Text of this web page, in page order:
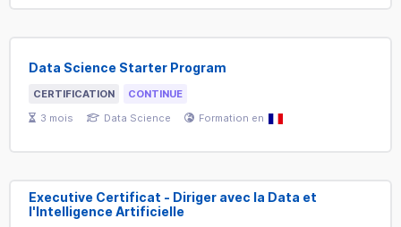
Data Science Starter Program
CERTIFICATION
CONTINUE
3 mois Data Science Formation en
Executive Certificat - Diriger avec la Data et
l'Intelligence Artificielle